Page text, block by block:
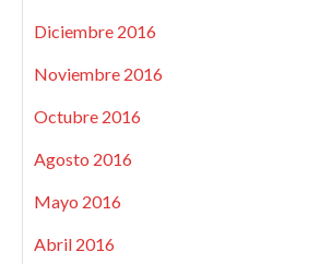
Diciembre 2016
Noviembre 2016
Octubre 2016
Agosto 2016
Mayo 2016
Abril 2016